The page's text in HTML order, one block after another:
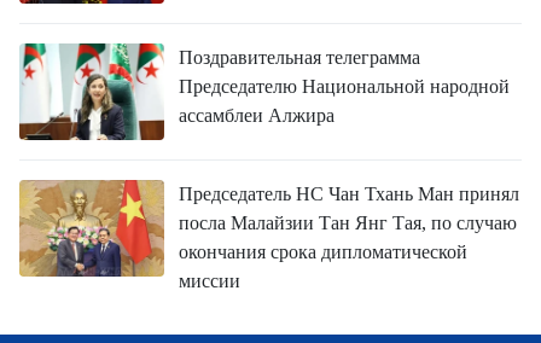
Поздравительная телеграмма
Председателю Национальной народной
ассамблеи Алжира
Председатель НС Чан Тхань Ман принял
посла Малайзии Тан Янг Тая, по случаю
окончания срока дипломатической
миссии